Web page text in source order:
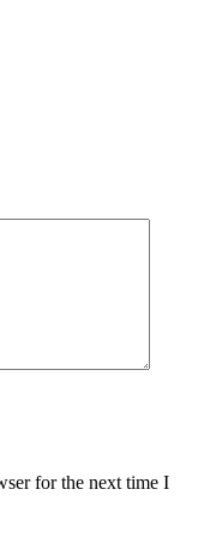
for the next time I